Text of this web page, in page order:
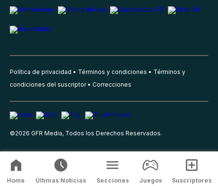
Política de privacidad Términos y condiciones
Términos y
condiciones del suscriptor
Correcciones
©2026 GFR Media, Todos los Derechos Reservados.
Home Últimas Noticias Secciones Juegos Suscriptores